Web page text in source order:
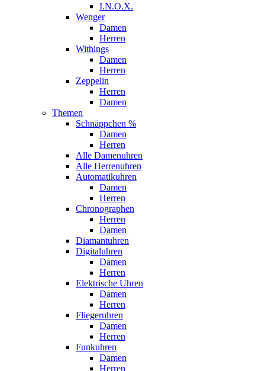
I.N.O.X.
Wenger
Damen
Herren
Withings
Damen
Herren
Zeppelin
Herren
Damen
Themen
Schnäppchen %
Damen
Herren
Alle Damenuhren
Alle Herrenuhren
Automatikuhren
Damen
Herren
Chronographen
Herren
Damen
Diamantuhren
Digitaluhren
Damen
Herren
Elektrische Uhren
Damen
Herren
Fliegeruhren
Damen
Herren
Funkuhren
Damen
Herren